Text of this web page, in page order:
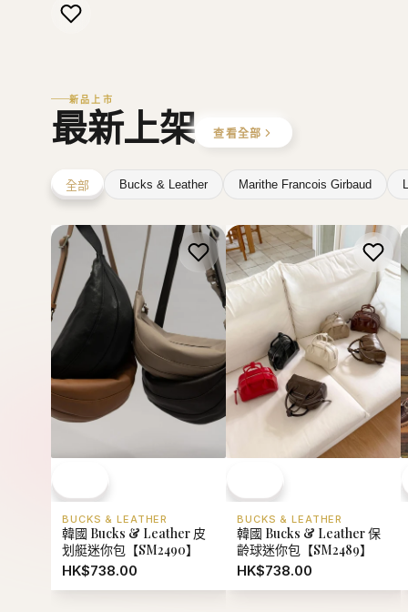
新品上市
最新上架 查看全部
全部 Bucks & Leather Marithe Francois Girbaud
BUCKS & LEATHER
韓國 Bucks & Leather 皮
划艇迷你包【SM2490】
HK$738.00
BUCKS & LEATHER
韓國 Bucks & Leather 保
齡球迷你包【SM2489】
HK$738.00